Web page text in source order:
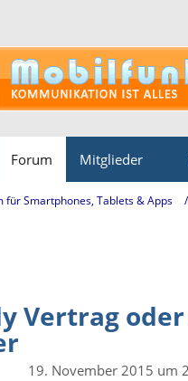
Forum Mitglieder
für Smartphones, Tablets & Apps
Vertrag
19. November 2015 um